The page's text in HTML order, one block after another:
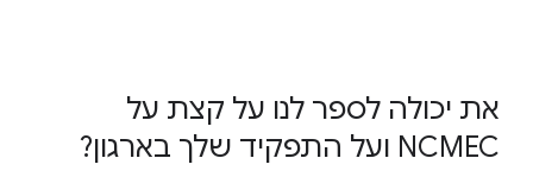
את יכולה לספר לנו על קצת על
NCMEC ועל התפקיד שלך בארגון?